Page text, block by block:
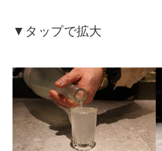
▼タップで拡大